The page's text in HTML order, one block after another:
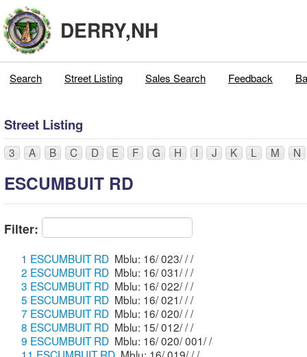
DERRY,NH
Search Street Listing Sales Search Feedback
Street Listing
3 A B C D E F G H I J K L M N
ESCUMBUIT RD
Filter:
1 ESCUMBUIT RD
Mblu: 16/ 023/ / /
2 ESCUMBUIT RD
Mblu: 16/ 031/ / /
3 ESCUMBUIT RD
Mblu: 16/ 022/ / /
5 ESCUMBUIT RD
Mblu: 16/ 021/ / /
7 ESCUMBUIT RD
Mblu: 16/ 020/ / /
8 ESCUMBUIT RD
Mblu: 15/ 012/ / /
9 ESCUMBUIT RD
Mblu: 16/ 020/ 001/ /